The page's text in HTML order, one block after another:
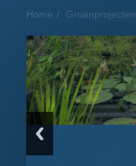
Home Groenprojecten